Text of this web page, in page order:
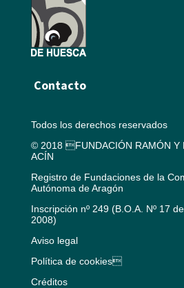
Contacto
Todos los derechos reservados
© 2018 FUNDACIÓN RAMÓN Y
ACÍN
Registro de Fundaciones de la
Autónoma de Aragón
Inscripción nº 249 (B.O.A. Nº 17
2008)
Aviso legal
Política de cookies
Créditos